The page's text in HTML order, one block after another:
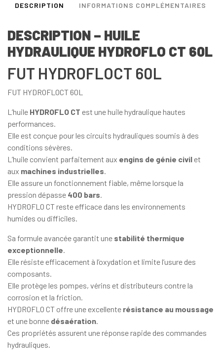
DESCRIPTION INFORMATIONS COMPLÉMENTAIRES
DESCRIPTION – HUILE
HYDRAULIQUE HYDROFLO CT 60L
FUT HYDROFLOCT 60L
FUT HYDROFLOCT 60L
L’huile HYDROFLO CT est une huile hydraulique hautes
performances.
Elle est conçue pour les circuits hydrauliques soumis à des
conditions sévères.
L’huile convient parfaitement aux engins de génie civilet
aux machines industrielles
Elle assure un fonctionnement fiable, même lorsque la
pression dépasse 400 bars
HYDROFLO CT reste efficace dans les environnements
humides ou difficiles.
Sa formule avancée garantit une stabilité thermique
exceptionnelle
Elle résiste efficacement à l’oxydation et limite l’usure des
composants.
Elle protège les pompes, vérins et distributeurs contre la
corrosion et la friction.
HYDROFLO CT offre une excellente résistance au moussage
et une bonne désaération
Ces propriétés assurent une réponse rapide des commandes
hydrauliques.